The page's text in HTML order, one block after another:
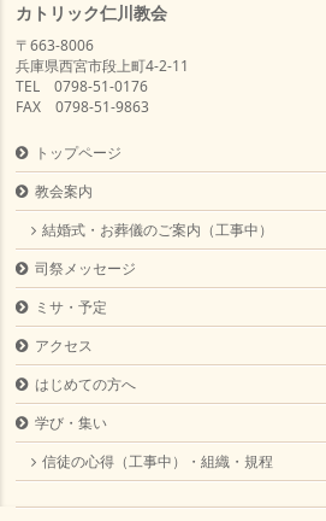
カトリック仁川教会
〒663-8006
兵庫県西宮市段上町4-2-11
TEL 0798-51-0176
FAX 0798-51-9863
トップページ
教会案内
結婚式・お葬儀のご案内（工事中）
司祭メッセージ
ミサ・予定
アクセス
はじめての方へ
学び・集い
信徒の心得（工事中）・組織・規程